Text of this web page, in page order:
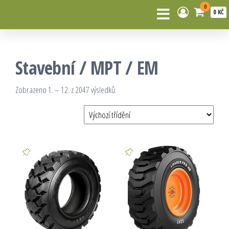
0
0 KČ
Stavební / MPT / EM
Zobrazeno 1. – 12. z 2047 výsledků